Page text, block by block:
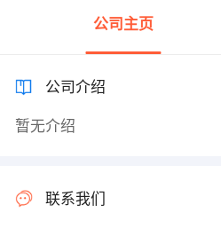
公司主页
公司介绍
暂无介绍
联系我们